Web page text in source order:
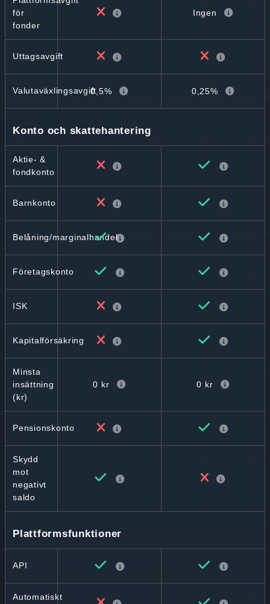
för
fonder
Ingen
Uttagsavgift
Valutaväxlingsavgift0,5% 0,25%
Konto och skattehantering
Aktie- &
fondkonto
Barnkonto
Belåning/marginalhandel
Företagskonto
ISK
Kapitalförsäkring
Minsta
insättning
(kr)
0 kr 0 kr
Pensionskonto
Skydd
mot
negativt
saldo
Plattformsfunktioner
API
Automatiskt